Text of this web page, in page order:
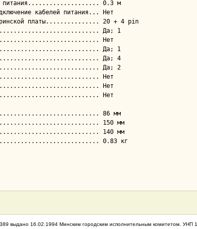
выдано 16.02.1994 Минским городским исполнительным комитетом. УНП